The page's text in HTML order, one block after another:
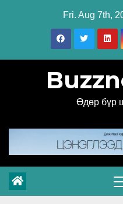
Fri. Aug 7th,
Өдөр бүр